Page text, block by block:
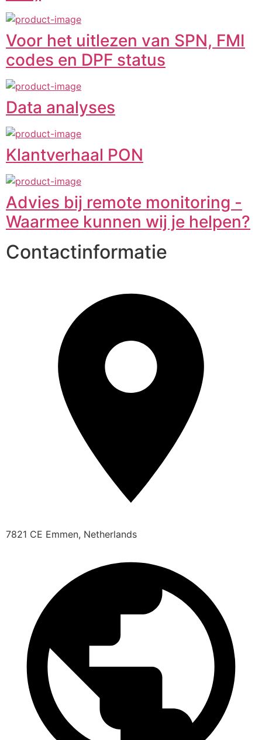
Voor het uitlezen van SPN, FMI
codes en DPF status
Data analyses
Klantverhaal PON
Advies bij remote monitoring -
Waarmee kunnen wij je helpen?
Contactinformatie
7821 CE Emmen, Netherlands